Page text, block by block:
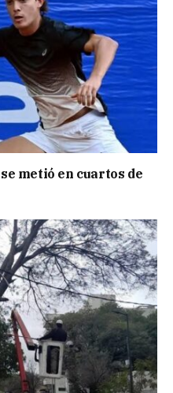
metió en cuartos de